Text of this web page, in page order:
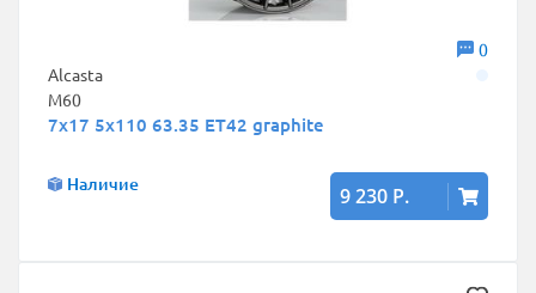
0
Alcasta
M60
7x17 5x110 63.35 ET42 graphite
Наличие 9 230 Р.